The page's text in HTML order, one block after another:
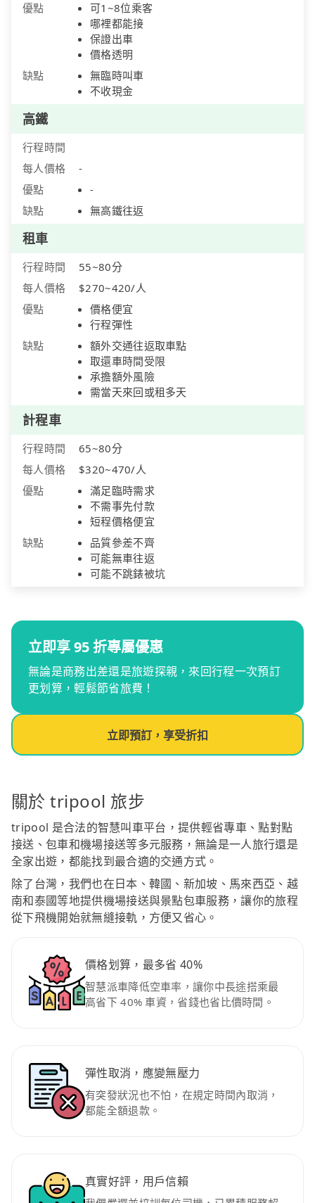
優點
可1~8位乘客
哪裡都能接
保證出車
價格透明
缺點
無臨時叫車
不收現金
高鐵
行程時間
每人價格
-
優點
-
缺點
無高鐵往返
租車
行程時間
55~80分
每人價格
$270~420/人
優點
價格便宜
行程彈性
缺點
額外交通往返取車點
取還車時間受限
承擔額外風險
需當天來回或租多天
計程車
行程時間
65~80分
每人價格
$320~470/人
優點
滿足臨時需求
不需事先付款
短程價格便宜
缺點
品質參差不齊
可能無車往返
可能不跳錶被坑
立即享 95 折專屬優惠
無論是商務出差還是旅遊探親，來回行程一次預訂
更划算，輕鬆節省旅費！
立即預訂，享受折扣
關於 tripool 旅步
tripool 是合法的智慧叫車平台，提供輕省專車、點對點
接送、包車和機場接送等多元服務，無論是一人旅行還是
全家出遊，都能找到最合適的交通方式。
除了台灣，我們也在日本、韓國、新加坡、馬來西亞、越
南和泰國等地提供機場接送與景點包車服務，讓你的旅程
從下飛機開始就無縫接軌，方便又省心。
價格划算，最多省 40%
智慧派車降低空車率，讓你中長途搭乘最
高省下 40% 車資，省錢也省比價時間。
彈性取消，應變無壓力
有突發狀況也不怕，在規定時間內取消，
都能全額退款。
真實好評，用戶信賴